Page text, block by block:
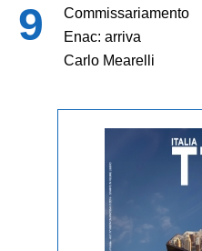
Commissariamento
Enac: arriva
Carlo Mearelli